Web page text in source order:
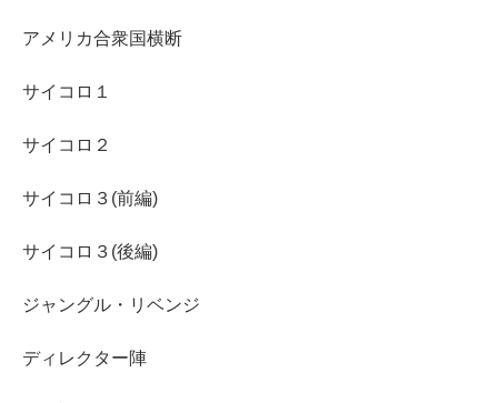
アメリカ合衆国横断
サイコロ１
サイコロ２
サイコロ３(前編)
サイコロ３(後編)
ジャングル・リベンジ
ディレクター陣